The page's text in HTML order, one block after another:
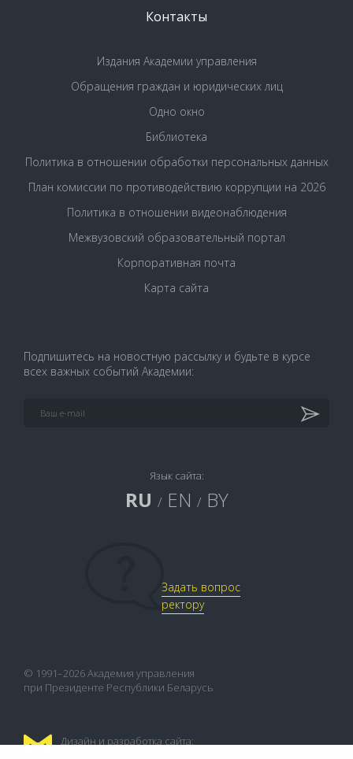
Контакты
Издания Академии управления
Обращения граждан и юридических лиц
Одно окно
Библиотека
Политика в отношении обработки персональных данных
План комиссии по противодействию коррупции на 2026
Политика в отношении видеонаблюдения
Межвузовский образовательный портал
Корпоративная почта
Карта сайта
Подпишитесь на новостную рассылку и будьте в курсе
всех важных событий Академии:
Язык сайта:
RU / EN / BY
Задать вопрос
ректору
© 1991–2026 Академия управления
при Президенте Республики Беларусь
Дизайн и разработка сайта: